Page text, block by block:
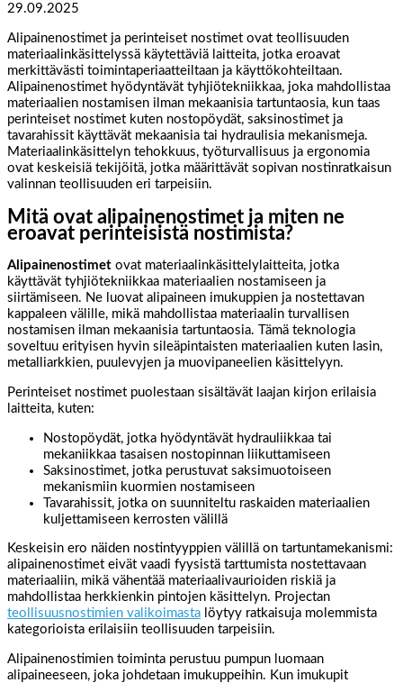
29.09.2025
Alipainenostimet ja perinteiset nostimet ovat teollisuuden
materiaalinkäsittelyssä käytettäviä laitteita, jotka eroavat
merkittävästi toimintaperiaatteiltaan ja käyttökohteiltaan.
Alipainenostimet hyödyntävät tyhjiötekniikkaa, joka mahdollistaa
materiaalien nostamisen ilman mekaanisia tartuntaosia, kun taas
perinteiset nostimet kuten nostopöydät, saksinostimet ja
tavarahissit käyttävät mekaanisia tai hydraulisia mekanismeja.
Materiaalinkäsittelyn tehokkuus, työturvallisuus ja ergonomia
ovat keskeisiä tekijöitä, jotka määrittävät sopivan nostinratkaisun
valinnan teollisuuden eri tarpeisiin.
Mitä ovat alipainenostimet ja miten ne
eroavat perinteisistä nostimista?
Alipainenostimet ovat materiaalinkäsittelylaitteita, jotka
käyttävät tyhjiötekniikkaa materiaalien nostamiseen ja
siirtämiseen. Ne luovat alipaineen imukuppien ja nostettavan
kappaleen välille, mikä mahdollistaa materiaalin turvallisen
nostamisen ilman mekaanisia tartuntaosia. Tämä teknologia
soveltuu erityisen hyvin sileäpintaisten materiaalien kuten lasin,
metalliarkkien, puulevyjen ja muovipaneelien käsittelyyn.
Perinteiset nostimet puolestaan sisältävät laajan kirjon erilaisia
laitteita, kuten:
Nostopöydät, jotka hyödyntävät hydrauliikkaa tai
mekaniikkaa tasaisen nostopinnan liikuttamiseen
Saksinostimet, jotka perustuvat saksimuotoiseen
mekanismiin kuormien nostamiseen
Tavarahissit, jotka on suunniteltu raskaiden materiaalien
kuljettamiseen kerrosten välillä
Keskeisin ero näiden nostintyyppien välillä on tartuntamekanismi:
alipainenostimet eivät vaadi fyysistä tarttumista nostettavaan
materiaaliin, mikä vähentää materiaalivaurioiden riskiä ja
mahdollistaa herkkienkin pintojen käsittelyn. Projectan
teollisuusnostimien valikoimasta löytyy ratkaisuja molemmista
kategorioista erilaisiin teollisuuden tarpeisiin.
Alipainenostimien toiminta perustuu pumpun luomaan
alipaineeseen, joka johdetaan imukuppeihin. Kun imukupit